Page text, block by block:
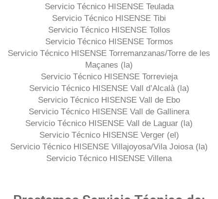
Servicio Técnico HISENSE Teulada
Servicio Técnico HISENSE Tibi
Servicio Técnico HISENSE Tollos
Servicio Técnico HISENSE Tormos
Servicio Técnico HISENSE Torremanzanas/Torre de les
Maçanes (la)
Servicio Técnico HISENSE Torrevieja
Servicio Técnico HISENSE Vall d’Alcalà (la)
Servicio Técnico HISENSE Vall de Ebo
Servicio Técnico HISENSE Vall de Gallinera
Servicio Técnico HISENSE Vall de Laguar (la)
Servicio Técnico HISENSE Verger (el)
Servicio Técnico HISENSE Villajoyosa/Vila Joiosa (la)
Servicio Técnico HISENSE Villena